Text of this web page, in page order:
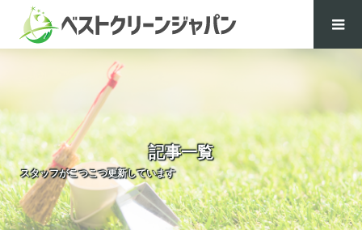
記事一覧
スタッフがこつこつ更新しています